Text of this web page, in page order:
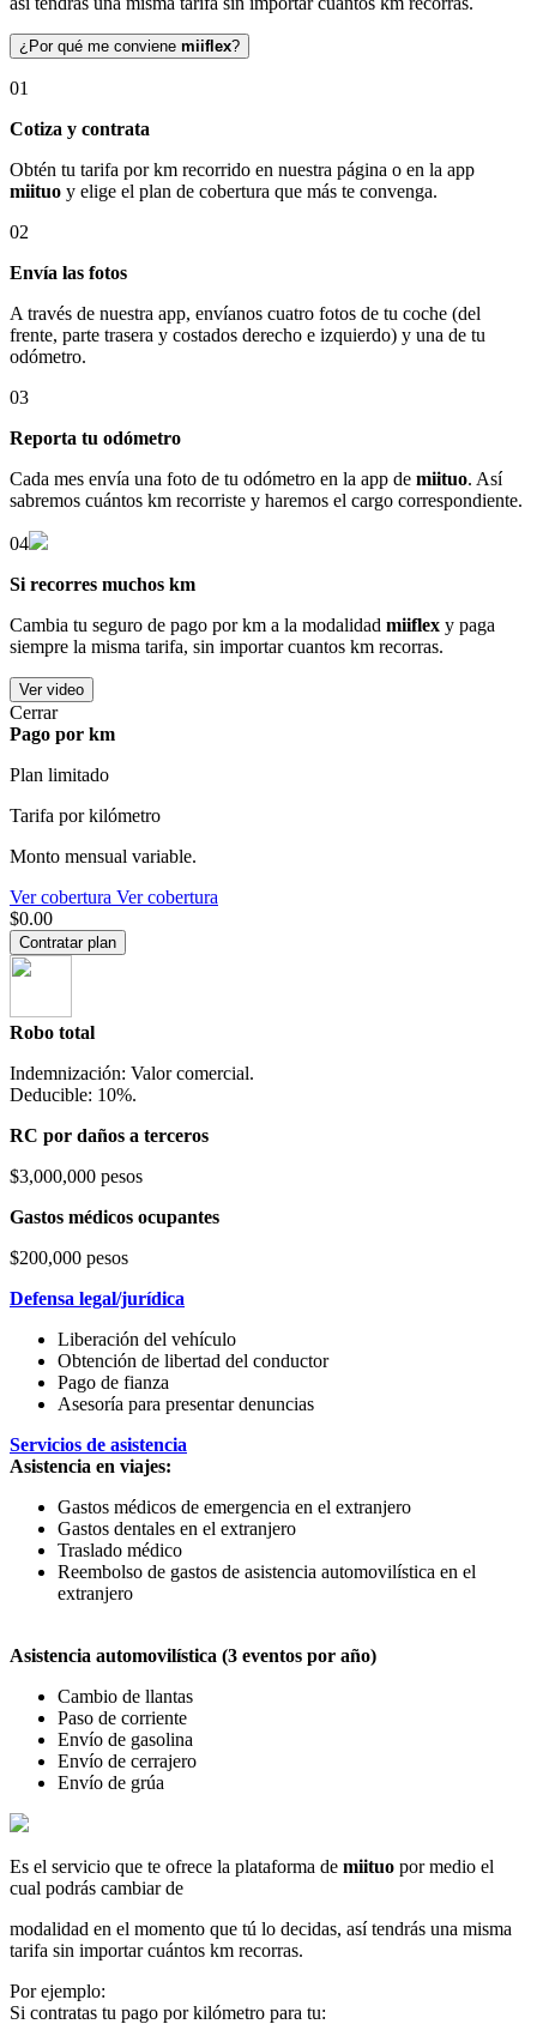
¿Por qué me conviene miiflex?
01
Cotiza y contrata
Obtén tu tarifa por km recorrido en nuestra página o en la app
miituo y elige el plan de cobertura que más te convenga.
02
Envía las fotos
A través de nuestra app, envíanos cuatro fotos de tu coche (del
frente, parte trasera y costados derecho e izquierdo) y una de tu
odómetro.
03
Reporta tu odómetro
Cada mes envía una foto de tu odómetro en la app de miituo. Así
sabremos cuántos km recorriste y haremos el cargo correspondiente.
04
Si recorres muchos km
Cambia tu seguro de pago por km a la modalidad miiflex y paga
siempre la misma tarifa, sin importar cuantos km recorras.
Ver video
Cerrar
Pago por km
Plan limitado
Tarifa por kilómetro
Monto mensual variable.
Ver cobertura Ver cobertura
$0.00
Contratar plan
Robo total
Indemnización: Valor comercial.
Deducible: 10%.
RC por daños a terceros
$3,000,000 pesos
Gastos médicos ocupantes
$200,000 pesos
Defensa legal/jurídica
Liberación del vehículo
Obtención de libertad del conductor
Pago de fianza
Asesoría para presentar denuncias
Servicios de asistencia
Asistencia en viajes:
Gastos médicos de emergencia en el extranjero
Gastos dentales en el extranjero
Traslado médico
Reembolso de gastos de asistencia automovilística en el
extranjero
Asistencia automovilística (3 eventos por año)
Cambio de llantas
Paso de corriente
Envío de gasolina
Envío de cerrajero
Envío de grúa
Es el servicio que te ofrece la plataforma de miituo por medio el
cual podrás cambiar de
modalidad en el momento que tú lo decidas, así tendrás una misma
tarifa sin importar cuántos km recorras.
Por ejemplo:
Si contratas tu pago por kilómetro para tu: